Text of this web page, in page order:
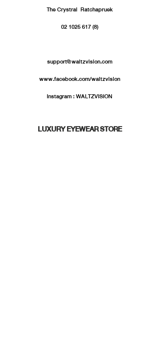
The Crystral  Ratchapruek
02 1025 617 (8)
support@waltzvision.com
www.facebook.com/waltzvision
Instagram : WALTZVISION
LUXURY EYEWEAR STORE